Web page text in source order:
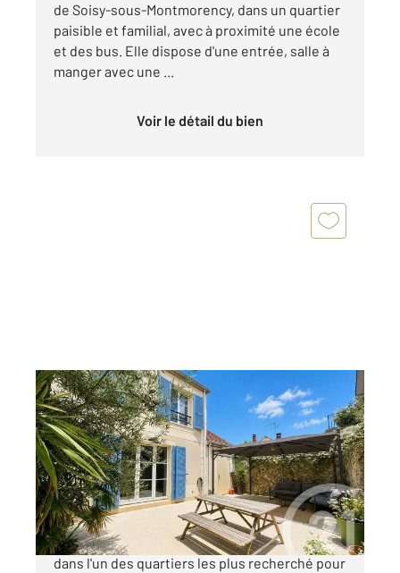
de Soisy-sous-Montmorency, dans un quartier
paisible et familial, avec à proximité une école
et des bus. Elle dispose d'une entrée, salle à
manger avec une ...
Voir le détail du bien
SOISY SOUS MONTMORENCY 95
100 m2, 5 pièces
Ref : 6277
Maison à vendre
460 000 €
Soisy sous Montmorency en plein centre-ville,
dans l'un des quartiers les plus recherché pour